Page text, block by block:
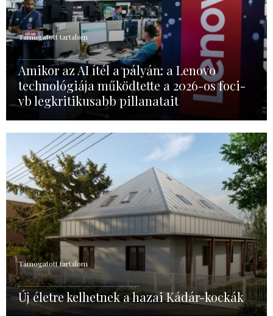
Támogatott tartalom
Amikor az AI ítél a pályán: a Lenovo
technológiája működtette a 2026-os foci-
vb legkritikusabb pillanatait
Támogatott tartalom
Új életre kelhetnek a hazai Kádár-kockák